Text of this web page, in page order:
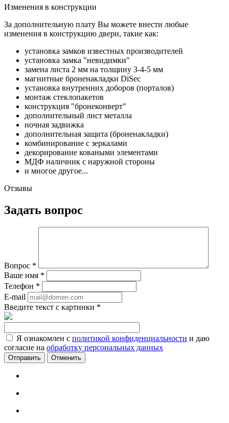
Изменения в конструкции
За дополнительную плату Вы можете внести любые
изменения в конструкцию двери, такие как:
установка замков известных производителей
установка замка "невидимки"
замена листа 2 мм на толщину 3-4-5 мм
магнитные броненакладки DiSec
установка внутренних доборов (порталов)
монтаж стеклопакетов
конструкция "бронеконверт"
дополнительный лист металла
ночная задвижка
дополнительная защита (броненакладки)
комбинирование с зеркалами
декорирование коваными элементами
МДФ наличник с наружной стороны
и многое другое...
Отзывы
Задать вопрос
Вопрос *
Ваше имя *
Телефон *
E-mail
Введите текст с картинки *
Я ознакомлен с политикой конфиденциальности и даю
согласие на обработку персональных данных
Отменить